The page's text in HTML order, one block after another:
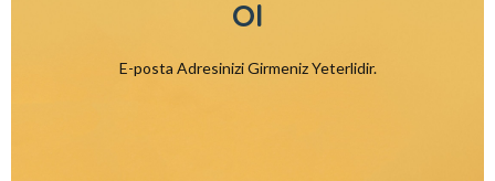
Ol
E-posta Adresinizi Girmeniz Yeterlidir.